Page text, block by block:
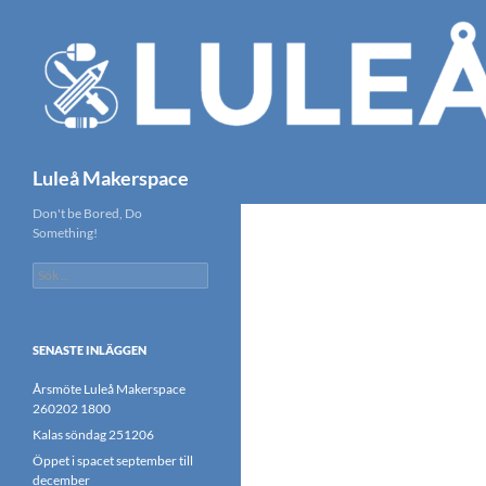
innehåll
Luleå Makerspace
Don't be Bored, Do
Something!
Sök
efter:
SENASTE INLÄGGEN
Årsmöte Luleå Makerspace
260202 1800
Kalas söndag 251206
Öppet i spacet september till
december